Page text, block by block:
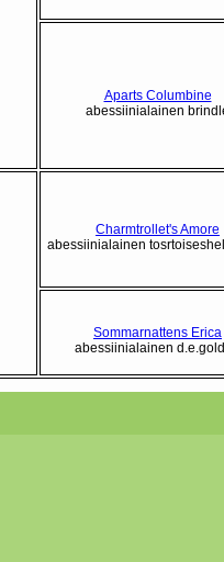
Aparts Columbine
abessiinialainen
Charmtrollet's Amore
abessiinialainen
Sommarnattens Erica
abessiinialainen